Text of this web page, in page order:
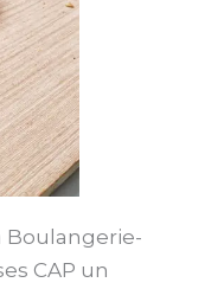
Boulangerie-
CAP un